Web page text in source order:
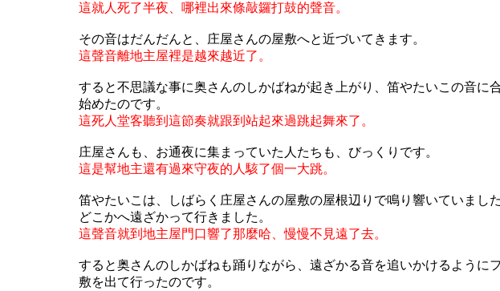
這就人死了半夜、哪裡出來條敲鑼打鼓的聲音。
その音はだんだんと、庄屋さんの屋敷へと近づいてきます。
這聲音離地主屋裡是越來越近了。
すると不思議な事に奥さんのしかばねが起き上がり、笛やたいこの音に
始めたのです。
這死人堂客聽到這節奏就跟到站起來過跳起舞來了。
庄屋さんも、お通夜に集まっていた人たちも、びっくりです。
這是幫地主還有過來守夜的人駭了個一大跳。
笛やたいこは、しばらく庄屋さんの屋敷の屋根辺りで鳴り響いていまし
どこかへ遠ざかって行きました。
這聲音就到地主屋門口響了那麼哈、慢慢不見遠了去。
すると奥さんのしかばねも踊りながら、遠ざかる音を追いかけるように
敷を出て行ったのです。